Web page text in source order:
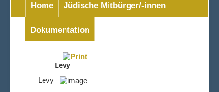
Home Jüdische Mitbürger/-innen
Dokumentation
Levy
Levy